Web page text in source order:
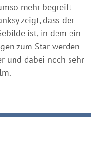
mehr begreift
zeigt, dass der
ist, in dem ein
zum Star werden
und dabei noch sehr